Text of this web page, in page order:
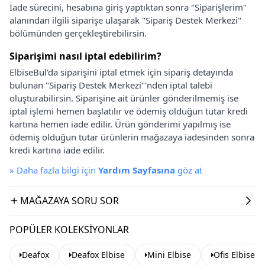
İade sürecini, hesabına giriş yaptıktan sonra "Siparişlerim"
alanından ilgili siparişe ulaşarak "Sipariş Destek Merkezi"
bölümünden gerçekleştirebilirsin.
Siparişimi nasıl iptal edebilirim?
ElbiseBul'da siparişini iptal etmek için sipariş detayında
bulunan "Sipariş Destek Merkezi"'nden iptal talebi
oluşturabilirsin. Siparişine ait ürünler gönderilmemiş ise
iptal işlemi hemen başlatılır ve ödemiş olduğun tutar kredi
kartına hemen iade edilir. Ürün gönderimi yapılmış ise
ödemiş olduğun tutar ürünlerin mağazaya iadesinden sonra
kredi kartına iade edilir.
» Daha fazla bilgi için Yardım Sayfasına göz at
MAĞAZAYA SORU SOR
POPÜLER KOLEKSIYONLAR
Deafox Deafox Elbise Mini Elbise Ofis Elbise